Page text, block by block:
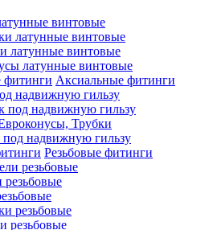
винтовые
латунные винтовые
латунные винтовые
латунные винтовые
Аксиальные фитинги
надвижную гильзу
под надвижную гильзу
Трубки
надвижную гильзу
Резьбовые фитинги
резьбовые
резьбовые
резьбовые